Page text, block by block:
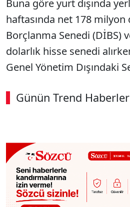
Buna göre yurt dışında
haftasında net 178 milyon
Borçlanma Senedi (DİBS)
dolarlık hisse senedi
Genel Yönetim Dışındaki
Günün Trend
00:02 / 09:15